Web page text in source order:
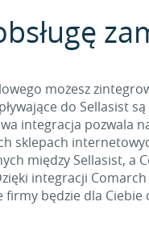
możesz
do Sellasist
integracja pozwala
sklepach
między Sellasist, a
integracji Comarch
będzie dla Ciebie